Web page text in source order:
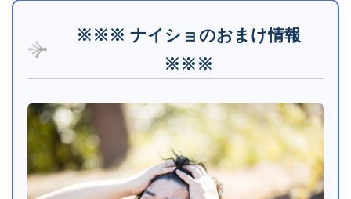
※※※ ナイショのおまけ情報
※※※